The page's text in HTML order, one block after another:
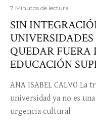
7 Minutos de lectura
SIN
QUEDAR
EDUCACIÓN
ANA ISABEL CALVO
universidad ya no es
urgencia cultural